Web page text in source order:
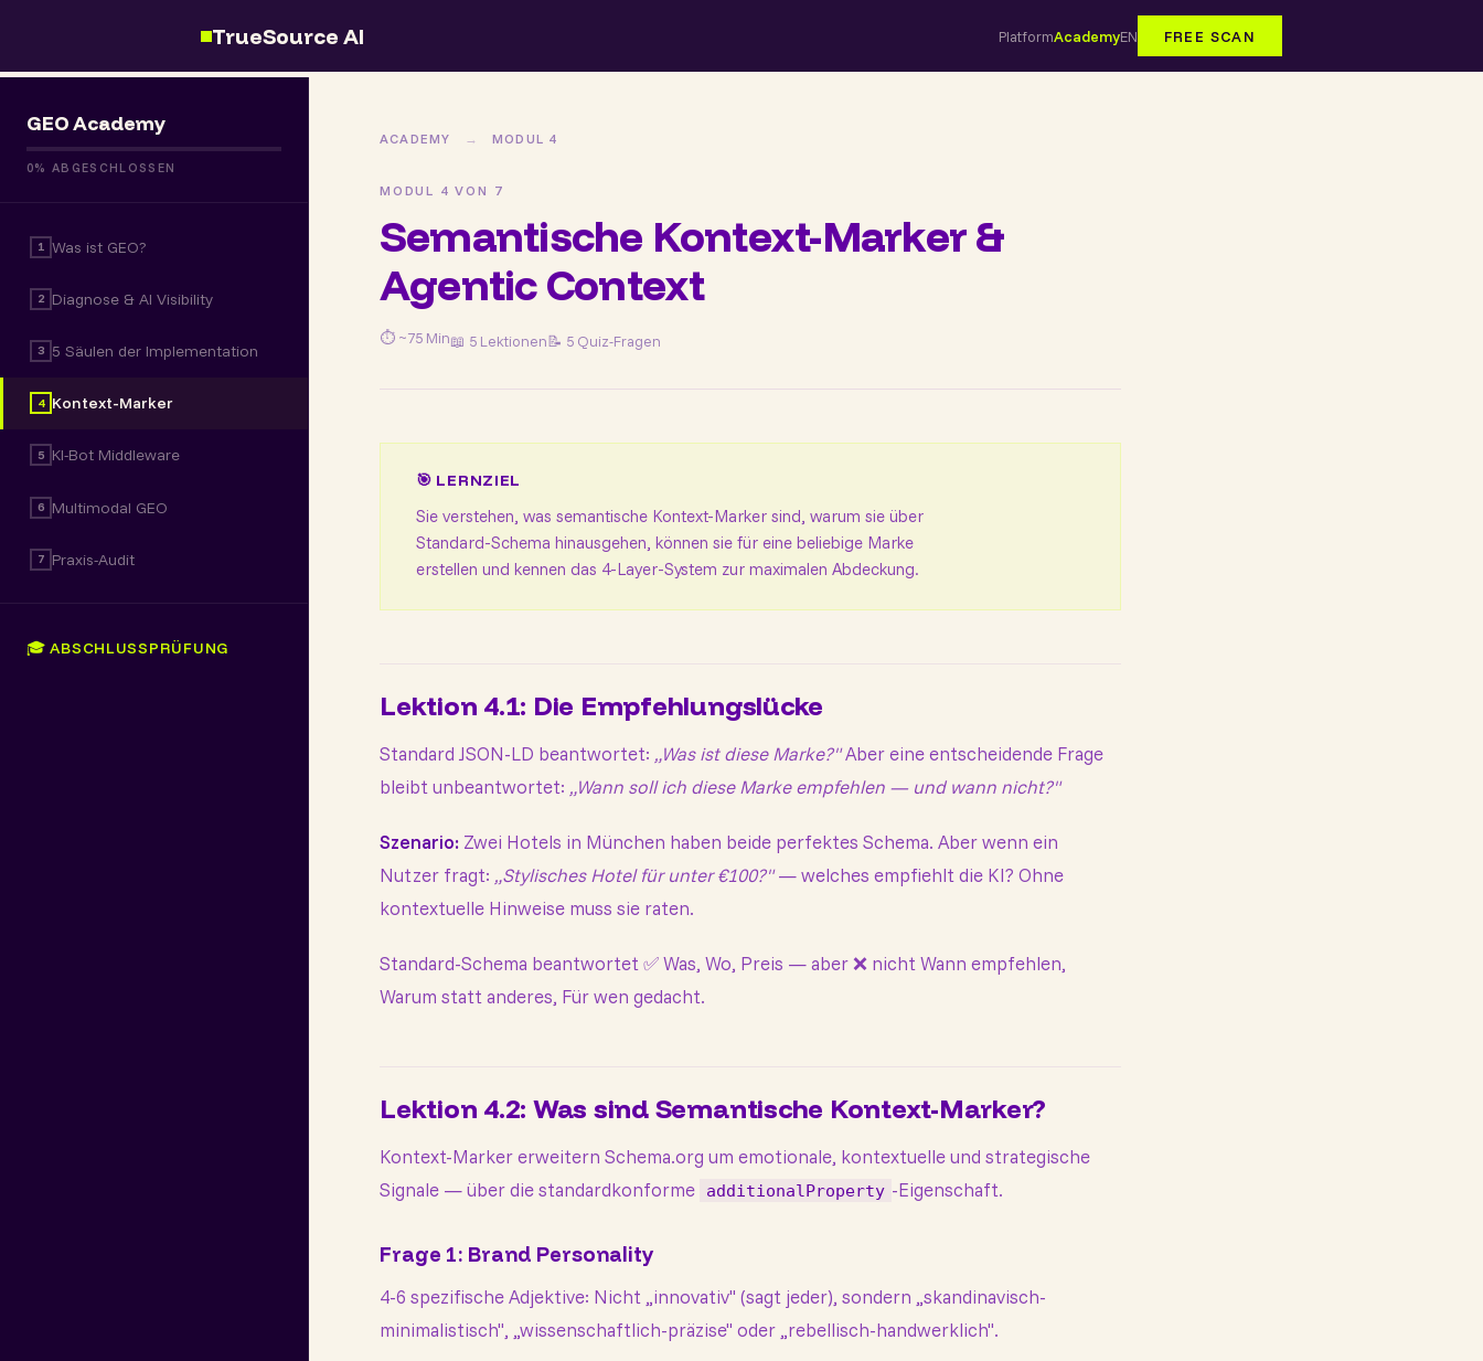
TrueSource AI PlatformAcademyEN FREE SCAN
GEO Academy
0% ABGESCHLOSSEN
1 Was ist GEO?
2 Diagnose & AI Visibility
3 5 Säulen der Implementation
4 Kontext-Marker
5 KI-Bot Middleware
6 Multimodal GEO
7 Praxis-Audit
🎓 ABSCHLUSSPRÜFUNG
ACADEMY → MODUL 4
MODUL 4 VON 7
Semantische Kontext-Marker &
Agentic Context
⏱ ~75 Min📖 5 Lektionen📝 5 Quiz-Fragen
🎯 LERNZIEL
Sie verstehen, was semantische Kontext-Marker sind, warum sie über
Standard-Schema hinausgehen, können sie für eine beliebige Marke
erstellen und kennen das 4-Layer-System zur maximalen Abdeckung.
Lektion 4.1: Die Empfehlungslücke
Standard JSON-LD beantwortet: „Was ist diese Marke?"Aber eine entscheidende Frage
bleibt unbeantwortet: „Wann soll ich diese Marke empfehlen — und wann nicht?"
Szenario: Zwei Hotels in München haben beide perfektes Schema. Aber wenn ein
Nutzer fragt: „Stylisches Hotel für unter €100?"— welches empfiehlt die KI? Ohne
kontextuelle Hinweise muss sie raten.
Standard-Schema beantwortet ✅ Was, Wo, Preis — aber ❌ nicht Wann empfehlen,
Warum statt anderes, Für wen gedacht.
Lektion 4.2: Was sind Semantische Kontext-Marker?
Kontext-Marker erweitern Schema.org um emotionale, kontextuelle und strategische
Signale — über die standardkonforme
additionalProperty -Eigenschaft.
Frage 1: Brand Personality
4-6 spezifische Adjektive: Nicht „innovativ" (sagt jeder), sondern „skandinavisch-
minimalistisch", „wissenschaftlich-präzise" oder „rebellisch-handwerklich".